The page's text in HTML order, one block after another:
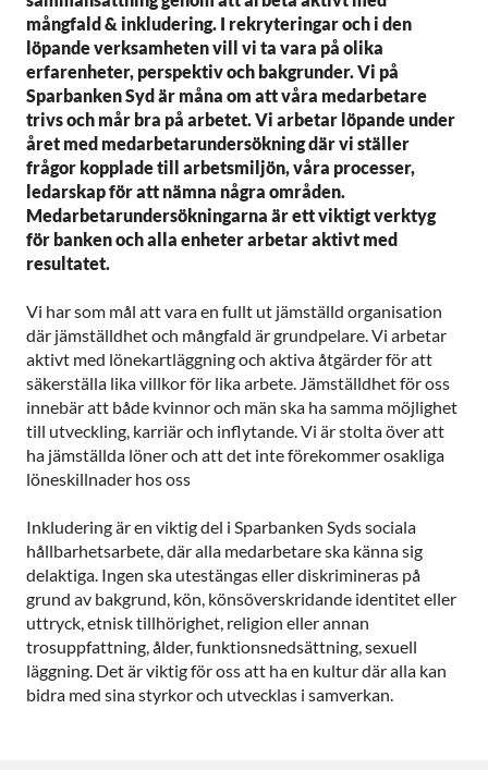
mångfald & inkludering. I rekryteringar och i den
löpande verksamheten vill vi ta vara på olika
erfarenheter, perspektiv och bakgrunder. Vi på
Sparbanken Syd är måna om att våra medarbetare
trivs och mår bra på arbetet. Vi arbetar löpande under
året med medarbetarundersökning där vi ställer
frågor kopplade till arbetsmiljön, våra processer,
ledarskap för att nämna några områden.
Medarbetarundersökningarna är ett viktigt verktyg
för banken och alla enheter arbetar aktivt med
resultatet.
Vi har som mål att vara en fullt ut jämställd organisation
där jämställdhet och mångfald är grundpelare. Vi arbetar
aktivt med lönekartläggning och aktiva åtgärder för att
säkerställa lika villkor för lika arbete. Jämställdhet för oss
innebär att både kvinnor och män ska ha samma möjlighet
till utveckling, karriär och inflytande. Vi är stolta över att
ha jämställda löner och att det inte förekommer osakliga
löneskillnader hos oss
Inkludering är en viktig del i Sparbanken Syds sociala
hållbarhetsarbete, där alla medarbetare ska känna sig
delaktiga. Ingen ska utestängas eller diskrimineras på
grund av bakgrund, kön, könsöverskridande identitet eller
uttryck, etnisk tillhörighet, religion eller annan
trosuppfattning, ålder, funktionsnedsättning, sexuell
läggning. Det är viktig för oss att ha en kultur där alla kan
bidra med sina styrkor och utvecklas i samverkan.